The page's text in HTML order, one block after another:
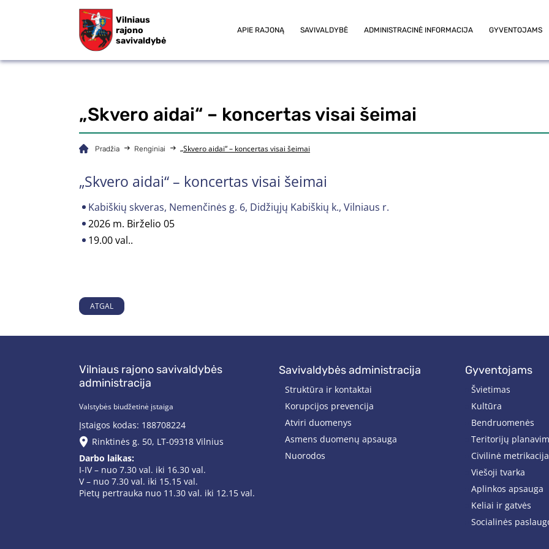
Vilniaus
rajono
savivaldybė
APIE RAJONĄ SAVIVALDYBĖ ADMINISTRACINĖ INFORMACIJA GYVENTOJAMS
„Skvero aidai“ – koncertas visai šeimai
Pradžia Renginiai „Skvero aidai“ – koncertas visai šeimai
„Skvero aidai“ – koncertas visai šeimai
Kabiškių skveras, Nemenčinės g. 6, Didžiųjų Kabiškių k., Vilniaus r.
2026 m. Birželio 05
19.00 val..
ATGAL
Vilniaus rajono savivaldybės
administracija
Valstybės biudžetinė įstaiga
Įstaigos kodas: 188708224
Rinktinės g. 50, LT-09318 Vilnius
Darbo laikas:
I-IV – nuo 7.30 val. iki 16.30 val.
V – nuo 7.30 val. iki 15.15 val.
Pietų pertrauka nuo 11.30 val. iki 12.15 val.
savivaldybės administracija
Struktūra ir kontaktai
Korupcijos prevencija
Atviri duomenys
Asmens duomenų apsauga
Nuorodos
gyventojams
Švietimas
Kultūra
Bendruomenės
Teritorijų
Civilinė metrikacija
Viešoji tvarka
Aplinkos apsauga
Keliai ir gatvės
Socialinės